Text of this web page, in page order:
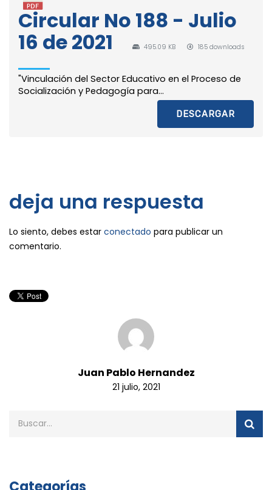
Circular No 188 - Julio
16 de 2021
495.09 KB 185 downloads
"Vinculación del Sector Educativo en el Proceso de
Socialización y Pedagogía para...
DESCARGAR
deja una respuesta
Lo siento, debes estar conectado para publicar un
comentario.
Juan Pablo Hernandez
21 julio, 2021